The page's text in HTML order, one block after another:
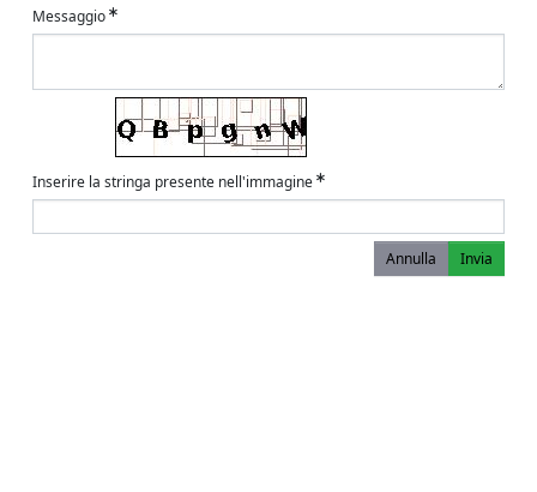
Messaggio
Inserire la stringa presente nell'immagine
Annulla Invia